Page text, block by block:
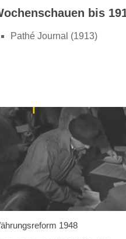
bis
Pathé Journal (1913)
1948